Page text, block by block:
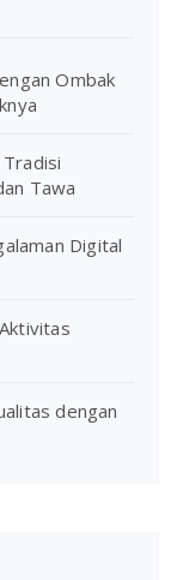
Ombak
Tawa
Digital
dengan